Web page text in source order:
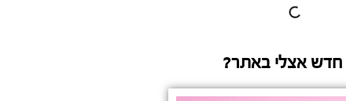
אצלי באתר?